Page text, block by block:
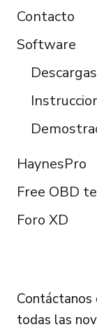
Contacto
Software
HaynesPro
Free OBD
Foro XD
Contáctanos
todas las